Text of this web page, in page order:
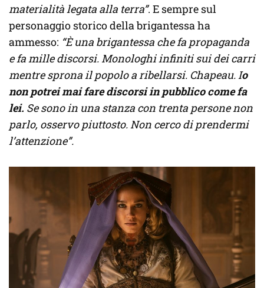
materialità legata alla terra”. E sempre sul
personaggio storico della brigantessa ha
ammesso: “È una brigantessa che fa propaganda
e fa mille discorsi. Monologhi infiniti sui dei carri
mentre sprona il popolo a ribellarsi. Chapeau. Io
non potrei mai fare discorsi in pubblico come fa
lei. Se sono in una stanza con trenta persone non
parlo, osservo piuttosto. Non cerco di prendermi
l’attenzione”.